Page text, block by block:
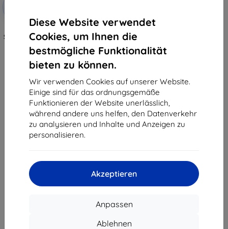
Diese Website verwendet
Cookies, um Ihnen die
bestmögliche Funktionalität
bieten zu können.
Wir verwenden Cookies auf unserer Website.
Einige sind für das ordnungsgemäße
Funktionieren der Website unerlässlich,
während andere uns helfen, den Datenverkehr
zu analysieren und Inhalte und Anzeigen zu
personalisieren.
Akzeptieren
Anpassen
Ablehnen
3mk FlexibleGlass hybrides
Schutzglas für Kruger&Matz FUN
808
15,90 €
14,30 €
Auf Lager > 5 Stk.
1